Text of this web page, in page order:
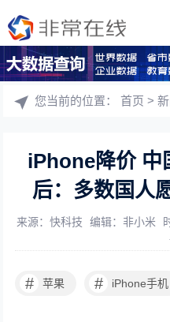
您当前的位置：首页 >
iPhone降价 中
后：多数国人
来源：快科技 编辑：非小米
# 苹果 # iPhone手机